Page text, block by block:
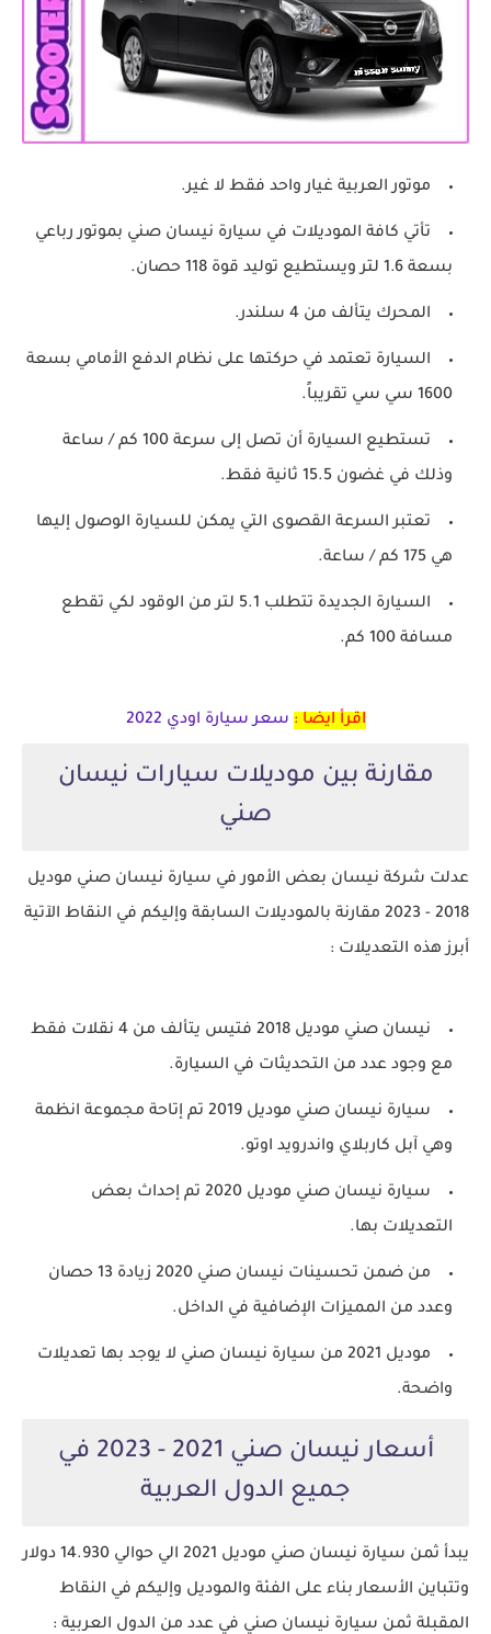
موتور العربية غيار واحد فقط لا غير.
تأتي كافة الموديلات في سيارة نيسان صني بموتور رباعي
بسعة 1.6 لتر ويستطيع توليد قوة 118 حصان.
المحرك يتألف من 4 سلندر.
السيارة تعتمد في حركتها على نظام الدفع الأمامي بسعة
1600 سي سي تقريباً.
تستطيع السيارة أن تصل إلى سرعة 100 كم / ساعة
وذلك في غضون 15.5 ثانية فقط.
تعتبر السرعة القصوى التي يمكن للسيارة الوصول إليها
هي 175 كم / ساعة.
السيارة الجديدة تتطلب 5.1 لتر من الوقود لكي تقطع
مسافة 100 كم.
اقرأ ايضا : سعر سيارة اودي 2022
مقارنة بين موديلات سيارات نيسان
صني
عدلت شركة نيسان بعض الأمور في سيارة نيسان صني موديل
2018 - 2023 مقارنة بالموديلات السابقة وإليكم في النقاط الآتية
أبرز هذه التعديلات :
نيسان صني موديل 2018 فتيس يتألف من 4 نقلات فقط
مع وجود عدد من التحديثات في السيارة.
سيارة نيسان صني موديل 2019 تم إتاحة مجموعة انظمة
وهي آبل كاربلاي واندرويد اوتو.
سيارة نيسان صني موديل 2020 تم إحداث بعض
التعديلات بها.
من ضمن تحسينات نيسان صني 2020 زيادة 13 حصان
وعدد من المميزات الإضافية في الداخل.
موديل 2021 من سيارة نيسان صني لا يوجد بها تعديلات
واضحة.
أسعار نيسان صني 2021 - 2023 في
جميع الدول العربية
يبدأ ثمن سيارة نيسان صني موديل 2021 الي حوالي 14.930 دولار
وتتباين الأسعار بناء على الفئة والموديل وإليكم في النقاط
المقبلة ثمن سيارة نيسان صني في عدد من الدول العربية :